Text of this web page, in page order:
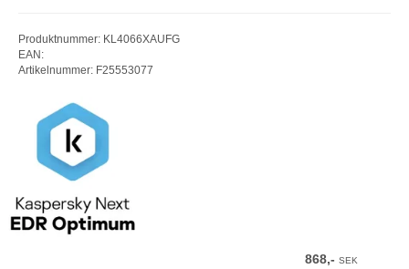
Produktnummer: KL4066XAUFG
EAN:
Artikelnummer: F25553077
868,-SEK